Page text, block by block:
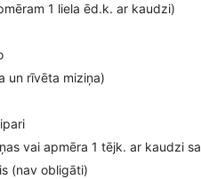
1 liela ēd.k. ar kaudzi)
un rīvēta miziņa)
vai apmēra 1 tējk. ar kaudzi
(nav obligāti)